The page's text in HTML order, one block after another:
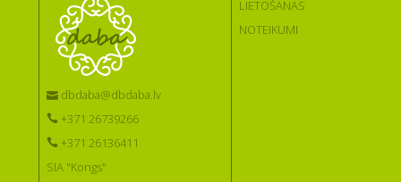
dbdaba@dbdaba.lv
+371 26739266
+371 26136411
SIA "Kongs"
LIETOŠANAS
NOTEIKUMI